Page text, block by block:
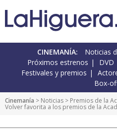
CINEMANÍA: Noticias
Próximos estrenos
DVD
Festivales y premios
Box-
Cinemanía > Noticias > Premios de la
Volver favorita a los premios de la